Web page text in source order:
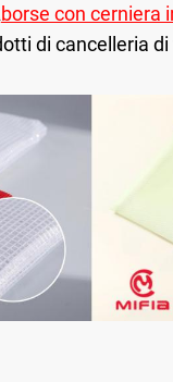
borse con cerniera
di cancelleria